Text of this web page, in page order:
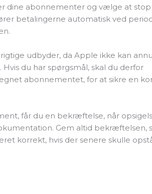
dine abonnementer og vælge at
betalingerne automatisk ved
udbyder, da Apple ikke kan
du har spørgsmål, skal du derfor
abonnementet, for at sikre en
får du en bekræftelse, når
Gem altid bekræftelsen,
korrekt, hvis der senere skulle